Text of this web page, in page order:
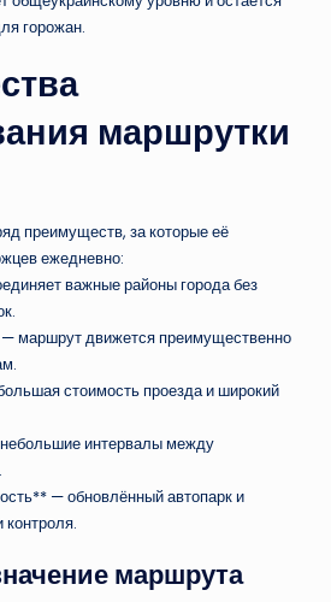
горожан.
маршрутки
преимуществ, за которые её
ежедневно:
важные районы города без
маршрут движется преимущественно
стоимость проезда и широкий
интервалы между
— обновлённый автопарк и
контроля.
маршрута